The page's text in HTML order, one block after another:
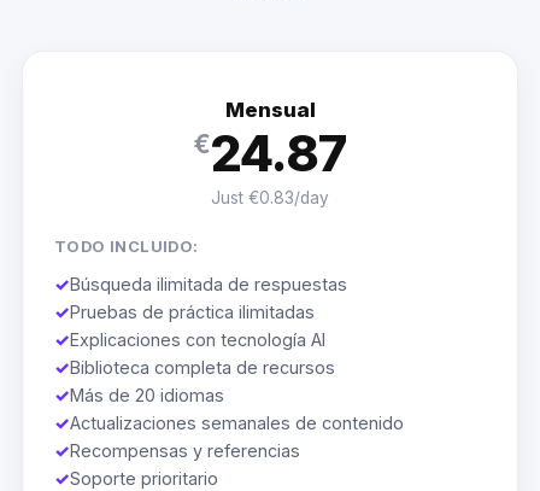
Mensual
€24.87
Just €0.83/day
TODO INCLUIDO:
✓Búsqueda ilimitada de respuestas
✓Pruebas de práctica ilimitadas
✓Explicaciones con tecnología AI
✓Biblioteca completa de recursos
✓Más de 20 idiomas
✓Actualizaciones semanales de contenido
✓Recompensas y referencias
✓Soporte prioritario